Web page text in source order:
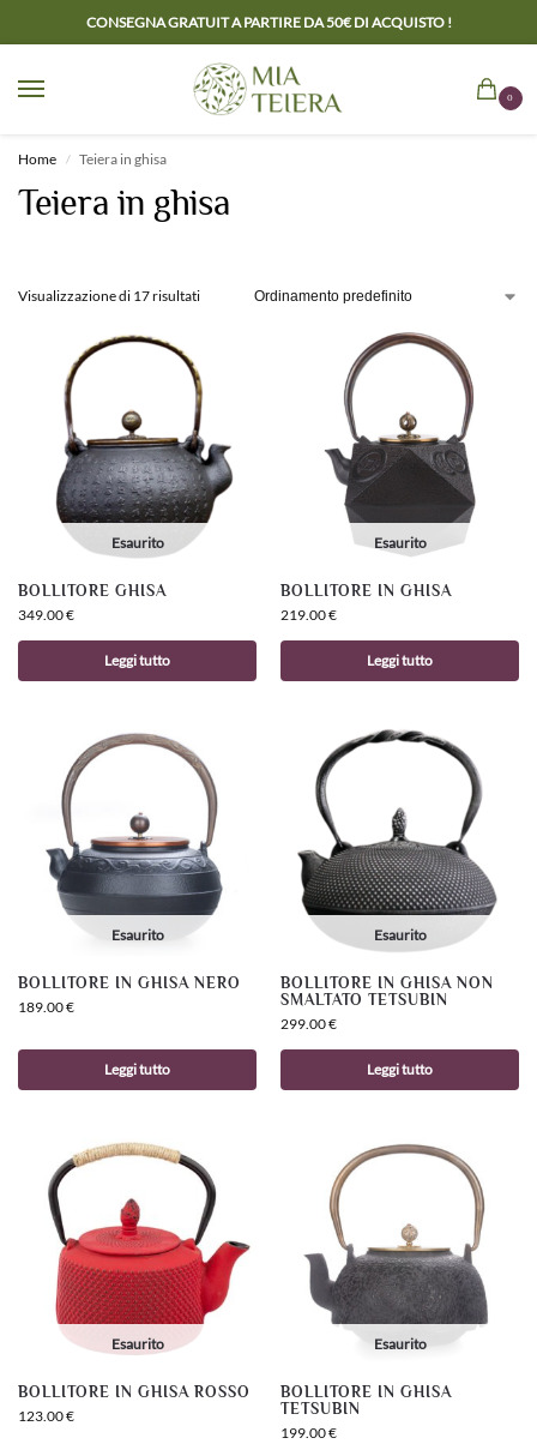
CONSEGNA GRATUIT A PARTIRE DA 50€ DI ACQUISTO !
0
Home / Teiera in ghisa
Teiera in ghisa
Visualizzazione di 17 risultati
Esaurito
BOLLITORE GHISA
349.00€
Leggi tutto
Esaurito
BOLLITORE IN GHISA
219.00€
Leggi tutto
Esaurito
BOLLITORE IN GHISA NERO
189.00€
Leggi tutto
Esaurito
BOLLITORE IN GHISA NON
SMALTATO TETSUBIN
299.00€
Leggi tutto
Esaurito
BOLLITORE IN GHISA ROSSO
123.00€
Esaurito
BOLLITORE IN GHISA
TETSUBIN
199.00€